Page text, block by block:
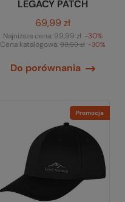
LEGACY PATCH
69,99 zł
Najniższa cena: 99,99 zł -30%
Cena katalogowa:99,99 zł -30%
Do porównania
Promocja